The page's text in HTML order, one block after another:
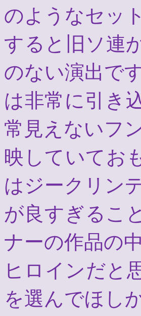
のようなセッ
すると旧ソ連
のない演出で
は非常に引き
常見えないフ
映していてお
はジークリン
が良すぎるこ
ナーの作品の
ヒロインだと
を選んでほし